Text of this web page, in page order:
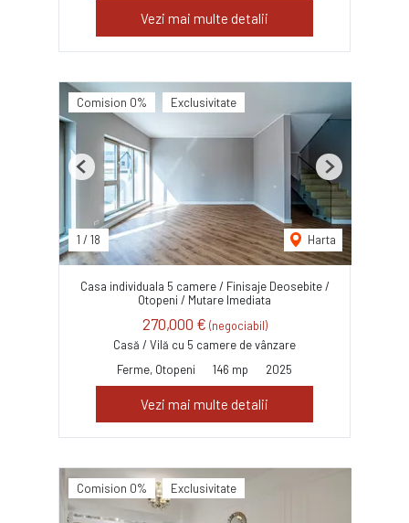
Vezi mai multe detalii
Comision 0% Exclusivitate
1 / 18 Harta
Previous Next
Casa individuala 5 camere / Finisaje Deosebite /
Otopeni / Mutare Imediata
270,000 € (negociabil)
Casă / Vilă cu 5 camere de vânzare
Ferme, Otopeni
146 mp 2025
Vezi mai multe detalii
Comision 0% Exclusivitate